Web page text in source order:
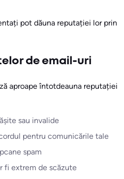
pot dăuna reputației lor prin
de email-uri
aproape întotdeauna reputației
sau invalide
pentru comunicările tale
spam
fi extrem de scăzute